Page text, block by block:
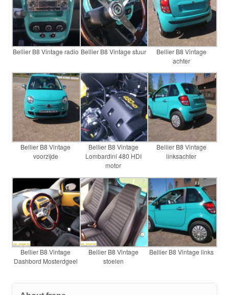
Bellier B8 Vintage radio Bellier B8 Vintage stuur
Bellier B8 Vintage
achter
Bellier B8 Vintage
voorzijde
Bellier B8 Vintage
Lombardini 480 HDI
motor
Bellier B8 Vintage
linksachter
Bellier B8 Vintage
Dashbord Mosterdgeel
Bellier B8 Vintage
stoelen
Bellier B8 Vintage links